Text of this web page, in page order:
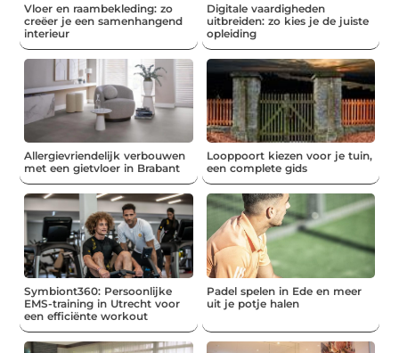
Vloer en raambekleding: zo
creëer je een samenhangend
interieur
Digitale vaardigheden
uitbreiden: zo kies je de juiste
opleiding
Allergievriendelijk verbouwen
met een gietvloer in Brabant
Looppoort kiezen voor je tuin,
een complete gids
Symbiont360: Persoonlijke
EMS-training in Utrecht voor
een efficiënte workout
Padel spelen in Ede en meer
uit je potje halen